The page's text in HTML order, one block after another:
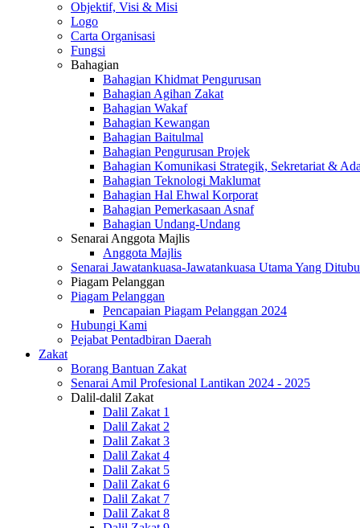
Objektif, Visi & Misi
Logo
Carta Organisasi
Fungsi
Bahagian
Bahagian Khidmat Pengurusan
Bahagian Agihan Zakat
Bahagian Wakaf
Bahagian Kewangan
Bahagian Baitulmal
Bahagian Pengurusan Projek
Bahagian Komunikasi Strategik, Sekretariat &
Bahagian Teknologi Maklumat
Bahagian Hal Ehwal Korporat
Bahagian Pemerkasaan Asnaf
Bahagian Undang-Undang
Senarai Anggota Majlis
Anggota Majlis
Senarai Jawatankuasa-Jawatankuasa Utama Yang
Piagam Pelanggan
Piagam Pelanggan
Pencapaian Piagam Pelanggan 2024
Hubungi Kami
Pejabat Pentadbiran Daerah
Zakat
Borang Bantuan Zakat
Senarai Amil Profesional Lantikan 2024 - 2025
Dalil-dalil Zakat
Dalil Zakat 1
Dalil Zakat 2
Dalil Zakat 3
Dalil Zakat 4
Dalil Zakat 5
Dalil Zakat 6
Dalil Zakat 7
Dalil Zakat 8